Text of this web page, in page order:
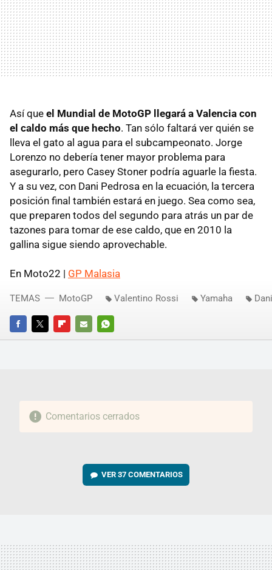
Así que el Mundial de MotoGP llegará a Valencia con
el caldo más que hecho. Tan sólo faltará ver quién se
lleva el gato al agua para el subcampeonato. Jorge
Lorenzo no debería tener mayor problema para
asegurarlo, pero Casey Stoner podría aguarle la fiesta.
Y a su vez, con Dani Pedrosa en la ecuación, la tercera
posición final también estará en juego. Sea como sea,
que preparen todos del segundo para atrás un par de
tazones para tomar de ese caldo, que en 2010 la
gallina sigue siendo aprovechable.
En Moto22 | GP Malasia
FACEBOOKTWITTERFLIPBOARD
E-
WHATSAPP
TEMAS MotoGP Valentino Rossi Yamaha
Comentarios cerrados
VER 37 COMENTARIOS